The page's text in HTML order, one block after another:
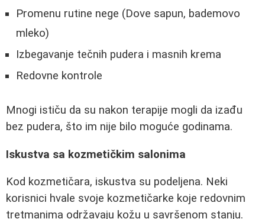
Promenu rutine nege (Dove sapun, bademovo
mleko)
Izbegavanje tečnih pudera i masnih krema
Redovne kontrole
Mnogi ističu da su nakon terapije mogli da izađu
bez pudera, što im nije bilo moguće godinama.
Iskustva sa kozmetičkim salonima
Kod kozmetičara, iskustva su podeljena. Neki
korisnici hvale svoje kozmetičarke koje redovnim
tretmanima održavaju kožu u savršenom stanju.